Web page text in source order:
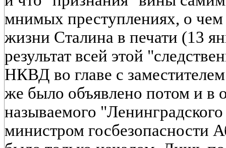
мнимых преступлениях, о
жизни Сталина в печати (13
результат всей этой
НКВД во главе с
же было объявлено потом и в
называемого
министром госбезопасности